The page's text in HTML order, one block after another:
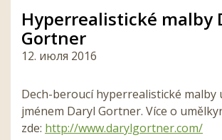
Hyperrealistické malby
Gortner
12. июля 2016
Dech-beroucí hyperrealistické malby
jménem Daryl Gortner. Více o
zde: http://www.darylgortner.com/